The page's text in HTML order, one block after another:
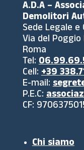
A.D.A –
Demolitori
Sede Legale e
Via del Poggio
Roma
Tel:
Cell:+39
E-mail:
P.E.C:
CF:
Chi siamo